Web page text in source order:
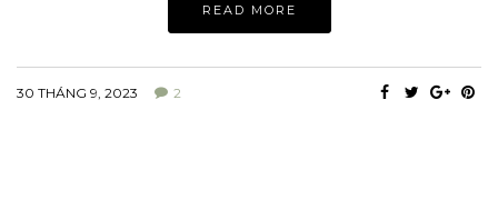
READ MORE
30 THÁNG 9, 2023 2